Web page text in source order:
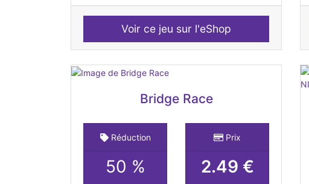
Voir ce jeu sur l'eShop
Bridge Race
Réduction
50 %
Prix
2.49 €